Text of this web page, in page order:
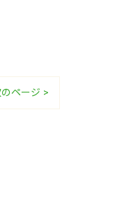
ページ >